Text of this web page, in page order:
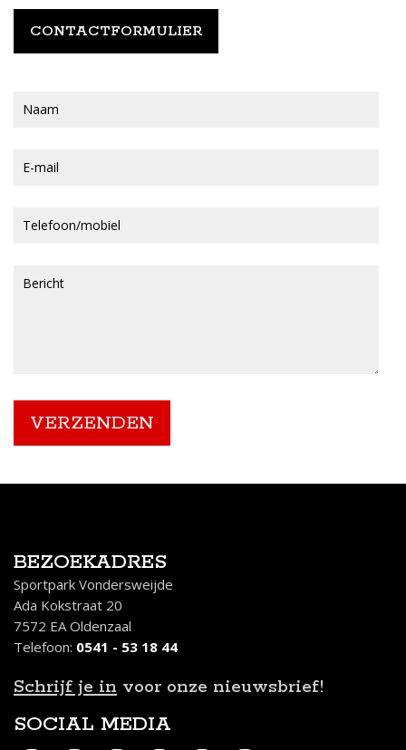
CONTACTFORMULIER
BEZOEKADRES
Sportpark Vondersweijde
Ada Kokstraat 20
7572 EA Oldenzaal
Telefoon: 0541 - 53 18 44
Schrijf je in voor onze nieuwsbrief!
SOCIAL MEDIA